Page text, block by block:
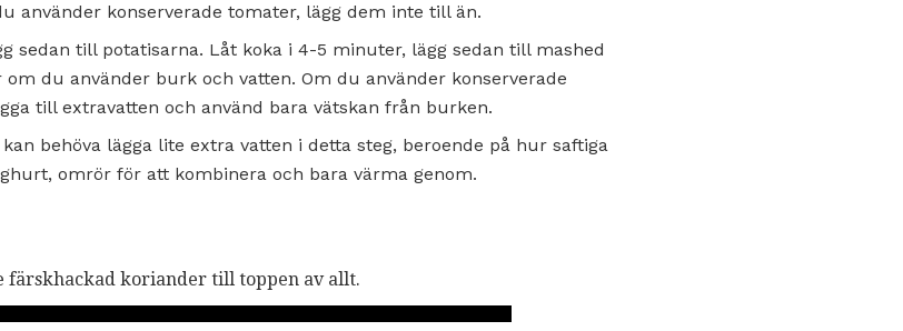
använder konserverade tomater, lägg dem inte till än.
sedan till potatisarna. Låt koka i 4-5 minuter, lägg sedan till mashed
du använder burk och vatten. Om du använder konserverade
till extravatten och använd bara vätskan från burken.
behöva lägga lite extra vatten i detta steg, beroende på hur saftiga
omrör för att kombinera och bara värma genom.
koriander till toppen av allt.